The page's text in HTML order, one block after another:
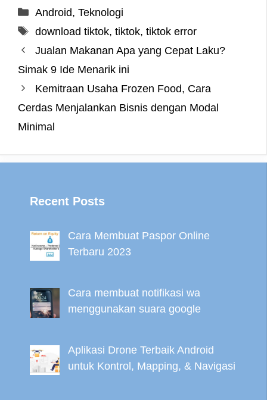
b
o
t
e
t
e
r
t
e
n
r
e
g
r
a
s
A
e
Categories
Android, Teknologi
Tags
download tiktok, tiktok, tiktok error
Jualan Makanan Apa yang Cepat Laku?
Simak 9 Ide Menarik ini
Kemitraan Usaha Frozen Food, Cara
Cerdas Menjalankan Bisnis dengan Modal
Minimal
Recent Posts
Cara Membuat Paspor Online
Terbaru 2023
Cara membuat notifikasi wa
menggunakan suara google
Aplikasi Drone Terbaik Android
untuk Kontrol, Mapping, & Navigasi